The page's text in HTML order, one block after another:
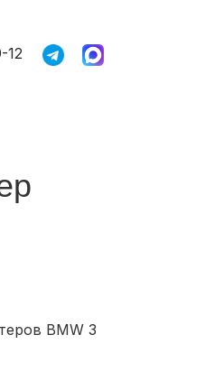
12
BMW 3